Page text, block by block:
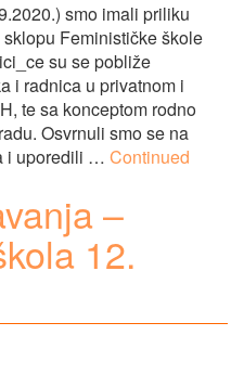
smo imali priliku
Feminističke škole
su se pobliže
i radnica u privatnom i
te sa konceptom rodno
Osvrnuli smo se na
i uporedili … Continued
–
12.